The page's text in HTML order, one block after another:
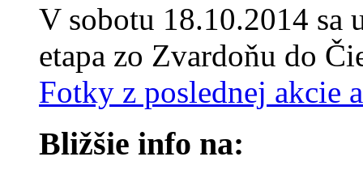
V sobotu 18.10.2014 sa
etapa zo Zvardoňu do
Fotky z poslednej akcie
Bližšie info na: